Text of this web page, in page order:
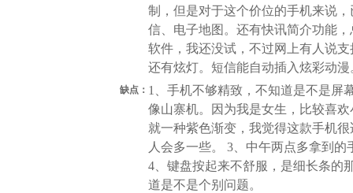
制，但是对于这个价位的手机来说
信、电子地图。还有快讯简介功能
软件，我还没试，不过网上有人说
还有炫灯。短信能自动插入炫彩动漫
缺点： 1、手机不够精致，不知道是不是屏
像山寨机。因为我是女生，比较喜
就一种紫色渐变，我觉得这款手机
人会多一些。 3、中午两点多拿到
4、键盘按起来不舒服，是细长条的
道是不是个别问题。